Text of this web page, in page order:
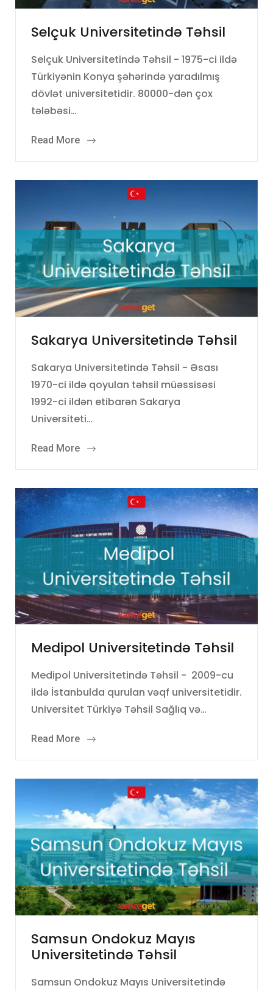
Selçuk Universitetində Təhsil
Selçuk Universitetində Təhsil - 1975-ci ildə
Türkiyənin Konya şəhərində yaradılmış
dövlət universitetidir. 80000-dən çox
tələbəsi…
Read More
Sakarya Universitetində Təhsil
Sakarya Universitetində Təhsil - Əsası
1970-ci ildə qoyulan təhsil müəssisəsi
1992-ci ildən etibarən Sakarya
Universiteti…
Read More
Medipol Universitetində Təhsil
Medipol Universitetində Təhsil - 2009-cu
ildə İstanbulda qurulan vəqf universitetidir.
Universitet Türkiyə Təhsil Sağlıq və…
Read More
Samsun Ondokuz Mayıs
Universitetində Təhsil
Samsun Ondokuz Mayıs Universitetində